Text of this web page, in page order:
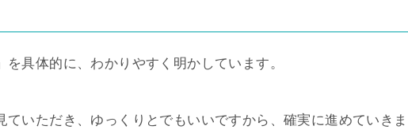
具体的に、わかりやすく明かしています。
ていただき、ゆっくりとでもいいですから、確実に進めていきま